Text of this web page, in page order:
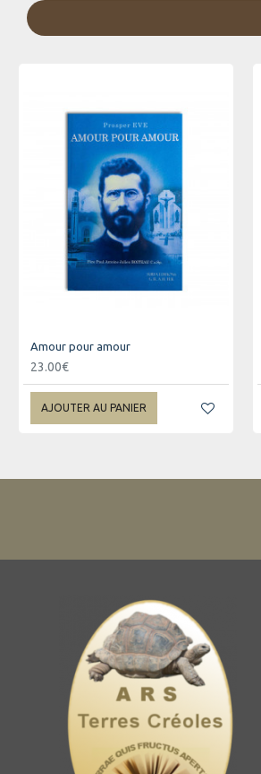
Amour pour amour
23.00€
AJOUTER AU PANIER